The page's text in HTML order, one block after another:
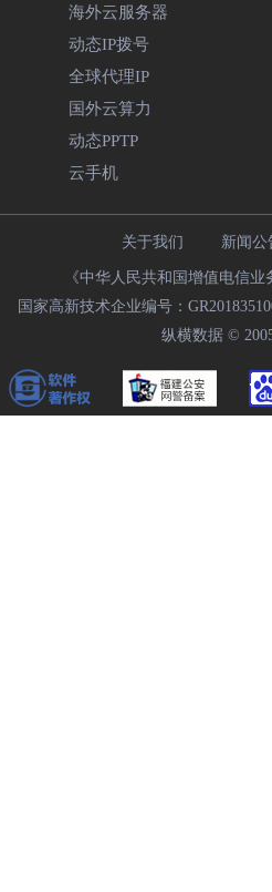
海外云服务器
动态IP拨号
全球代理IP
国外云算力
动态PPTP
云手机
关于我们 新闻公
《中华人民共和国增值电信
国家高新技术企业编号：
纵横数据 ©